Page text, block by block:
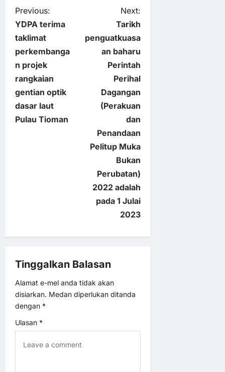
P
o
s
t
n
a
t
i
o
n
Previous:
YDPA terima
taklimat
perkembanga
n projek
rangkaian
gentian optik
dasar laut
Pulau Tioman
Next:
Tarikh
penguatkuasa
an baharu
Perintah
Perihal
Dagangan
(Perakuan
dan
Penandaan
Pelitup Muka
Bukan
Perubatan)
2022 adalah
pada 1 Julai
2023
Tinggalkan Balasan
Alamat e-mel anda tidak akan
disiarkan. Medan diperlukan ditanda
dengan *
Ulasan *